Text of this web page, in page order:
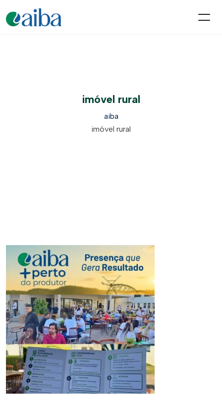
imóvel rural
aiba
imóvel rural